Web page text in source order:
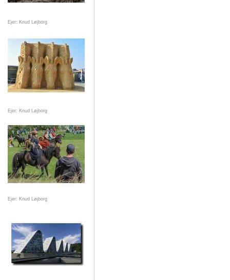
Ejer: Knud Løjborg
Ejer: Knud Løjborg
Ejer: Knud Løjborg